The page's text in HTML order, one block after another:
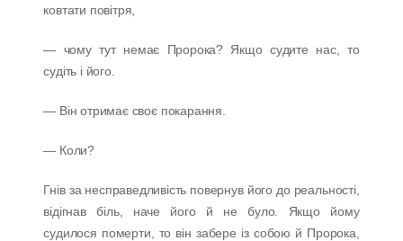
ковтати повітря,
— чому тут немає Пророка? Якщо судите нас, то
судіть і його.
— Він отримає своє покарання.
— Коли?
Гнів за несправедливість повернув його до реальності,
відігнав біль, наче його й не було. Якщо йому
судилося померти, то він забере із собою й Пророка,